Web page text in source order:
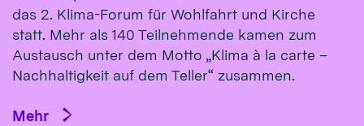
das 2. Klima-Forum für Wohlfahrt und Kirche
statt. Mehr als 140 Teilnehmende kamen zum
Austausch unter dem Motto „Klima à la carte –
Nachhaltigkeit auf dem Teller“ zusammen.
Mehr